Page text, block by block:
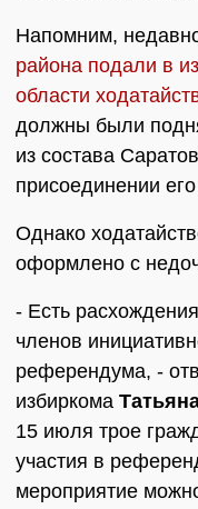
Напомним,
района подали в
области
должны были
из состава
присоединении
Однако
оформлено с
- Есть
членов
референдума, -
избиркома
15 июля трое
участия в
мероприятие